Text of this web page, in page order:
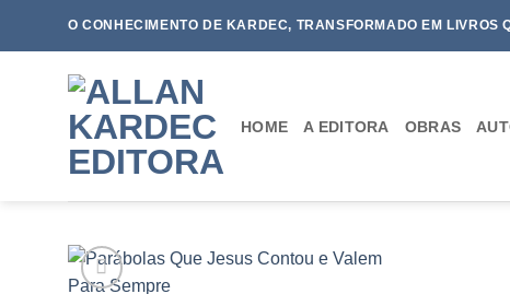
O CONHECIMENTO DE KARDEC, TRANSFORMADO EM LIVROS
HOME A EDITORA OBRAS